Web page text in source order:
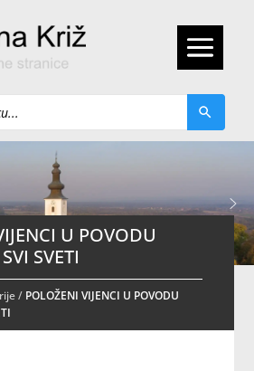
U POVODU
SVETI
/ POLOŽENI VIJENCI U POVODU